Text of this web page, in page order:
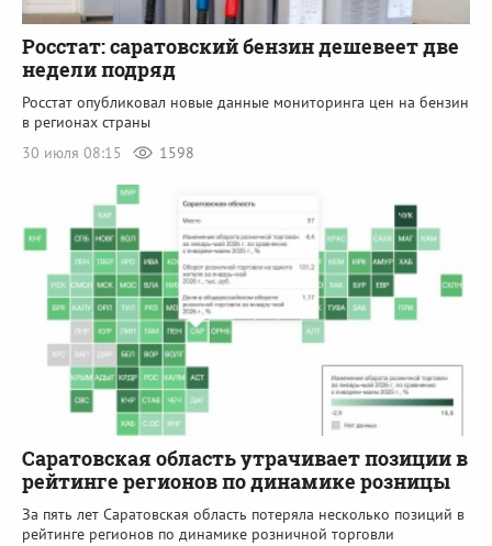
Росстат: саратовский бензин дешевеет две
недели подряд
Росстат опубликовал новые данные мониторинга цен на бензин
в регионах страны
30 июля 08:15
1598
Саратовская область утрачивает позиции в
рейтинге регионов по динамике розницы
За пять лет Саратовская область потеряла несколько позиций в
рейтинге регионов по динамике розничной торговли